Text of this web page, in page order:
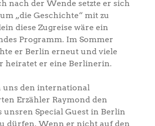
nach der Wende setzte er sich
„die Geschichte“ mit zu
diese Zugreise wäre ein
Programm. Im Sommer
er Berlin erneut und viele
heiratet er eine Berlinerin.
den international
Erzähler Raymond den
unsren Special Guest in Berlin
dürfen. Wenn er nicht auf den